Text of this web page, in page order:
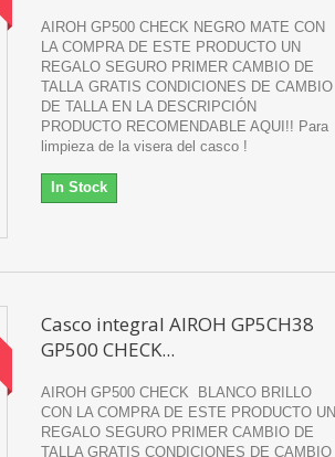
AIROH GP500 CHECK NEGRO MATE CON
LA COMPRA DE ESTE PRODUCTO UN
REGALO SEGURO PRIMER CAMBIO DE
TALLA GRATIS CONDICIONES DE CAMBIO
DE TALLA EN LA DESCRIPCIÓN
PRODUCTO RECOMENDABLE AQUI!! Para
limpieza de la visera del casco !
In Stock
Casco integral AIROH GP5CH38
GP500 CHECK...
AIROH GP500 CHECK BLANCO BRILLO
CON LA COMPRA DE ESTE PRODUCTO UN
REGALO SEGURO PRIMER CAMBIO DE
TALLA GRATIS CONDICIONES DE CAMBIO